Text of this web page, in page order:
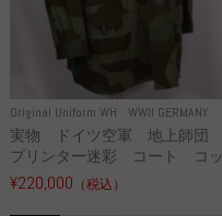
Original Uniform WH WWII GERMANY
実物 ドイツ空軍 地上師団
プリンター迷彩 コート コ
¥220,000 （税込）